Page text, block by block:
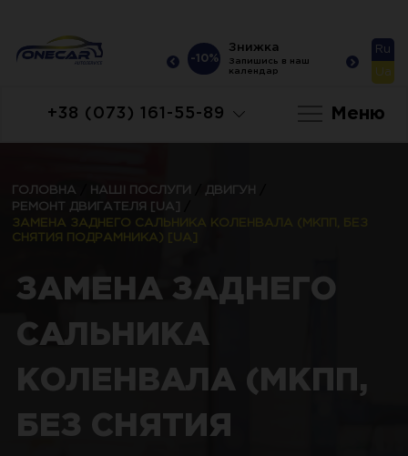
10%
Знижка
Запишись в наш
-10%
Знижка
Запишись в наш
календар
+38 (073) 161-55-89 Меню
Ru
Ua
ГОЛОВНА НАШІ ПОСЛУГИ ДВИГУН
РЕМОНТ ДВИГАТЕЛЯ [UA]
ЗАМЕНА ЗАДНЕГО САЛЬНИКА КОЛЕНВАЛА (МКПП, БЕЗ
СНЯТИЯ ПОДРАМНИКА) [UA]
ЗАМЕНА ЗАДНЕГО
САЛЬНИКА
КОЛЕНВАЛА (МКПП,
БЕЗ СНЯТИЯ